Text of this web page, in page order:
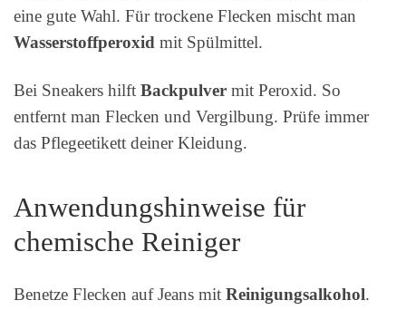
eine gute Wahl. Für trockene Flecken mischt man
Wasserstoffperoxid mit Spülmittel.
Bei Sneakers hilft Backpulver mit Peroxid. So
entfernt man Flecken und Vergilbung. Prüfe immer
das Pflegeetikett deiner Kleidung.
Anwendungshinweise für
chemische Reiniger
Benetze Flecken auf Jeans mit Reinigungsalkohol.